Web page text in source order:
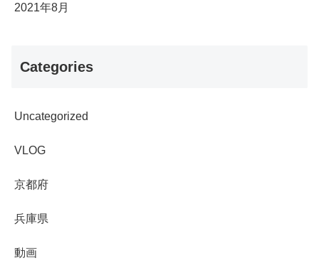
2021年8月
Categories
Uncategorized
VLOG
京都府
兵庫県
動画